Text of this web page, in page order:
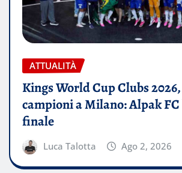
ATTUALITÀ
Kings World Cup Clubs
campioni a Milano: Alpak
finale
Luca Talotta Ago 2, 2026